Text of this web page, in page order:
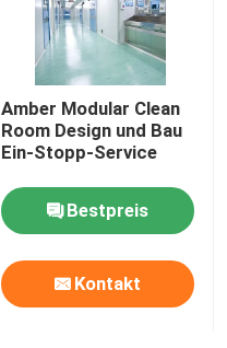
Amber Modular Clean
Room Design und Bau
Ein-Stopp-Service
Bestpreis
Kontakt